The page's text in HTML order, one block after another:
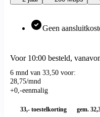
Samsung
Samsung
OnePlus
OnePlus
Motorola
Geen
Voor 10:00 besteld,
6 mnd van 33,50 voor:
28 75/mnd
+0 -eenmalig
33,- toestelkorting gem.